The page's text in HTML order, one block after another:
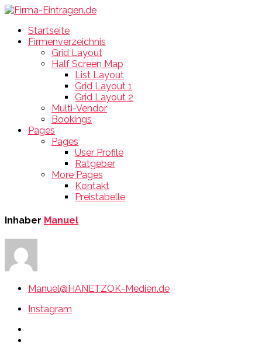
Startseite
Firmenverzeichnis
Grid Layout
Half Screen Map
List Layout
Grid Layout 1
Grid Layout 2
Multi-Vendor
Bookings
Pages
Pages
User Profile
Ratgeber
More Pages
Kontakt
Preistabelle
Inhaber Manuel
Manuel@HANETZOK-Medien.de
Instagram